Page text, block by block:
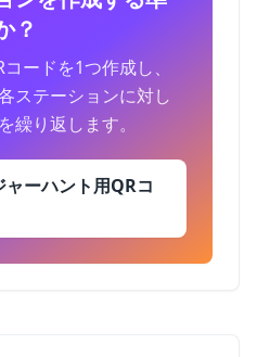
？
ードを1つ作成し、
ステーションに対し
繰り返します。
ーハント用QRコ